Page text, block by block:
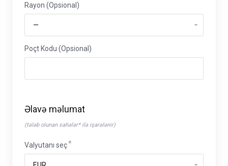
Rayon
Rayon (Opsional)
Poçt Kodu (Opsional)
Əlavə məlumat
(tələb olunan sahələr* ilə işarələnir)
Valyutanı seç